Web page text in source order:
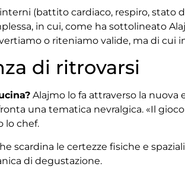
(battito cardiaco, respiro, stato
in cui, come ha sottolineato
o riteniamo valide, ma di cui
di ritrovarsi
Alajmo lo fa attraverso la
una tematica nevralgica. «Il
lo chef.
scardina le certezze fisiche e
di degustazione.